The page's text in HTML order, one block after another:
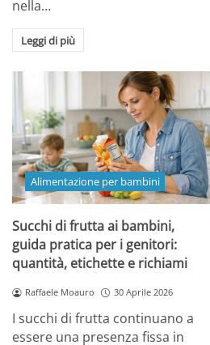
nella…
Leggi di più
Alimentazione per bambini
Succhi di frutta ai bambini,
guida pratica per i genitori:
quantità, etichette e richiami
Raffaele Moauro 30 Aprile 2026
I succhi di frutta continuano a
essere una presenza fissa in